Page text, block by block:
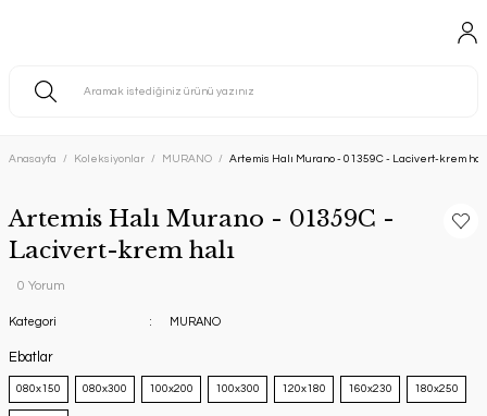
Anasayfa Koleksiyonlar MURANO Artemis Halı Murano - 01359C - Lacivert-krem halı
Artemis Halı Murano - 01359C -
Lacivert-krem halı
0 Yorum
Kategori MURANO
Ebatlar
080x150 080x300 100x200 100x300 120x180 160x230 180x250